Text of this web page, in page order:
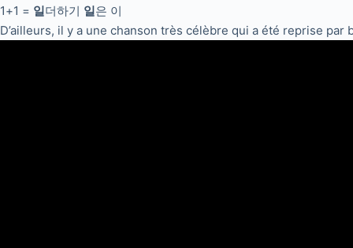
1+1 = 일더하기 일은 이
D’ailleurs, il y a une chanson très célèbre qui a été reprise par